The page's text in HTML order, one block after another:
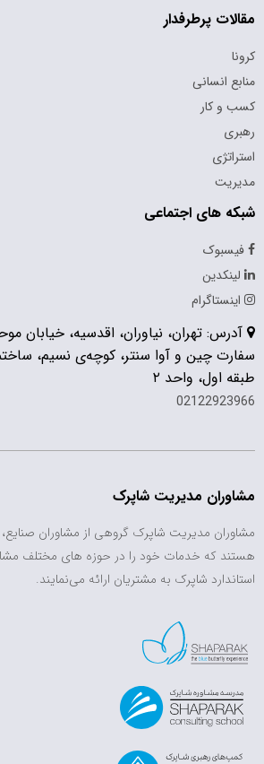
مقالات پرطرفدار
کرونا
منابع انسانی
کسب و کار
رهبری
استراتژی
مدیریت
شبکه های اجتماعی
فیسبوک
لینکدین
اینستاگرام
آدرس: تهران، نیاوران، اقدسیه، خیابان
طبقه اول، واحد ۲
02122923966
مشاوران مدیریت شاپرک
مشاوران مدیریت شاپرک گروهی از مشاوران
هستند که خدمات خود را در حوزه های مختلف
استاندارد شاپرک به مشتریان ارائه می‌نمایند.